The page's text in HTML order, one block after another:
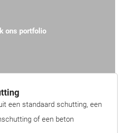
ons portfolio
een standaard schutting, een
of een beton